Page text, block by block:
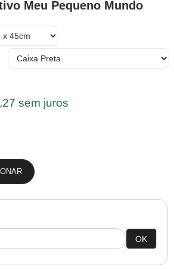
Meu Pequeno Mundo
sem juros
OK